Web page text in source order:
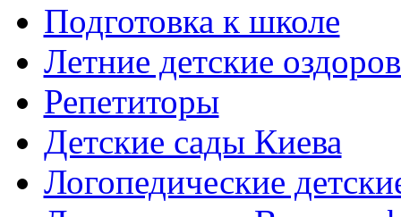
Подготовка к школе
Летние детские
Репетиторы
Детские сады Киева
Логопедические